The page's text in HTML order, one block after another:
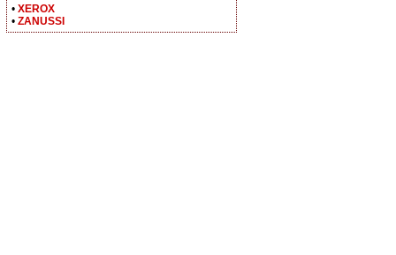
• XEROX
• ZANUSSI